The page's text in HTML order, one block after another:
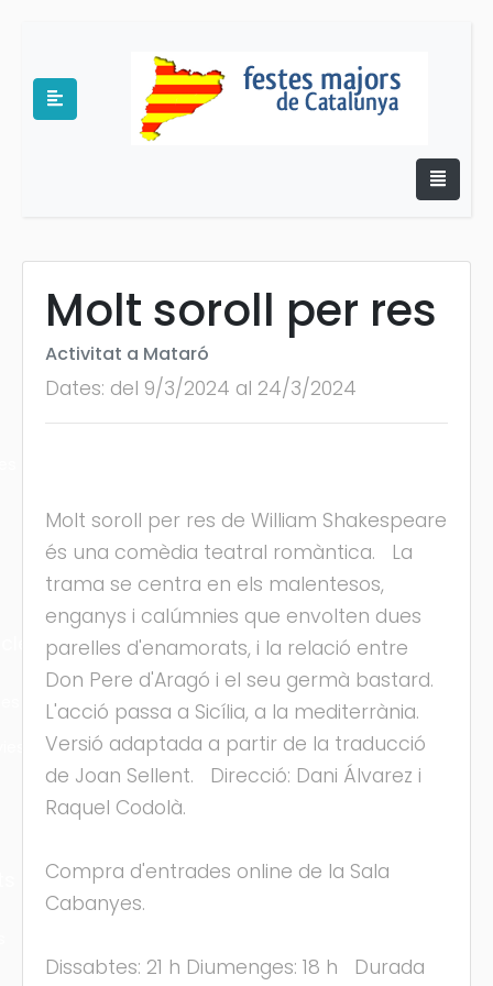
Molt soroll per res
Activitat a Mataró
Dates: del 9/3/2024 al 24/3/2024
Molt soroll per res de William Shakespeare
és una comèdia teatral romàntica. La
trama se centra en els malentesos,
enganys i calúmnies que envolten dues
parelles d'enamorats, i la relació entre
Don Pere d'Aragó i el seu germà bastard.
L'acció passa a Sicília, a la mediterrània.
Versió adaptada a partir de la traducció
de Joan Sellent. Direcció: Dani Álvarez i
Raquel Codolà.
Compra d'entrades online de la Sala
Cabanyes.
Dissabtes: 21 h Diumenges: 18 h Durada